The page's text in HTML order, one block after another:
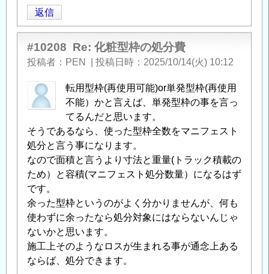
返信
#10208 Re: 化粧型枠の処分費
投稿者 PEN 投稿日時 2025/10/14(火) 10:12
転用型枠(再使用可能)or単発型枠(再使用
不能）かと言えば、単発型枠の事を言っ
てるんだと思います。
そうであるなら、使った型枠全数をマニフェスト
処分と言う事になります。
なので面積と言うより寸法と重量(トラック積載の
ため）と容積(マニフェスト処分数量）になるはず
です。
余った型枠というのがよく分かりませんが、何も
使わずに余ったなら処分対象にはならないんじゃ
ないかと思います。
施工上そのようなロスが生まれる事が通念上ある
ならば、処分できます。